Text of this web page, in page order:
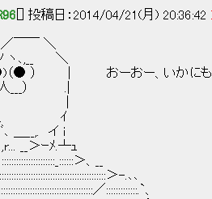
[] 投稿日：2014/04/21(月) 20:36:42
＼
＼
おー、いかにもいたぶっ
） .|
ｲ
イ i
ﾒ.┴ｭ
＞、__
＞-.､､
／:::::::::::::.`、